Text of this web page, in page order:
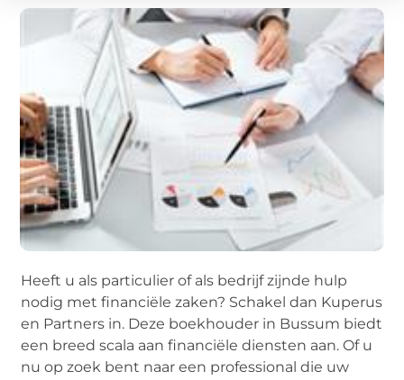
Heeft u als particulier of als bedrijf zijnde hulp
nodig met financiële zaken? Schakel dan Kuperus
en Partners in. Deze boekhouder in Bussum biedt
een breed scala aan financiële diensten aan. Of u
nu op zoek bent naar een professional die uw